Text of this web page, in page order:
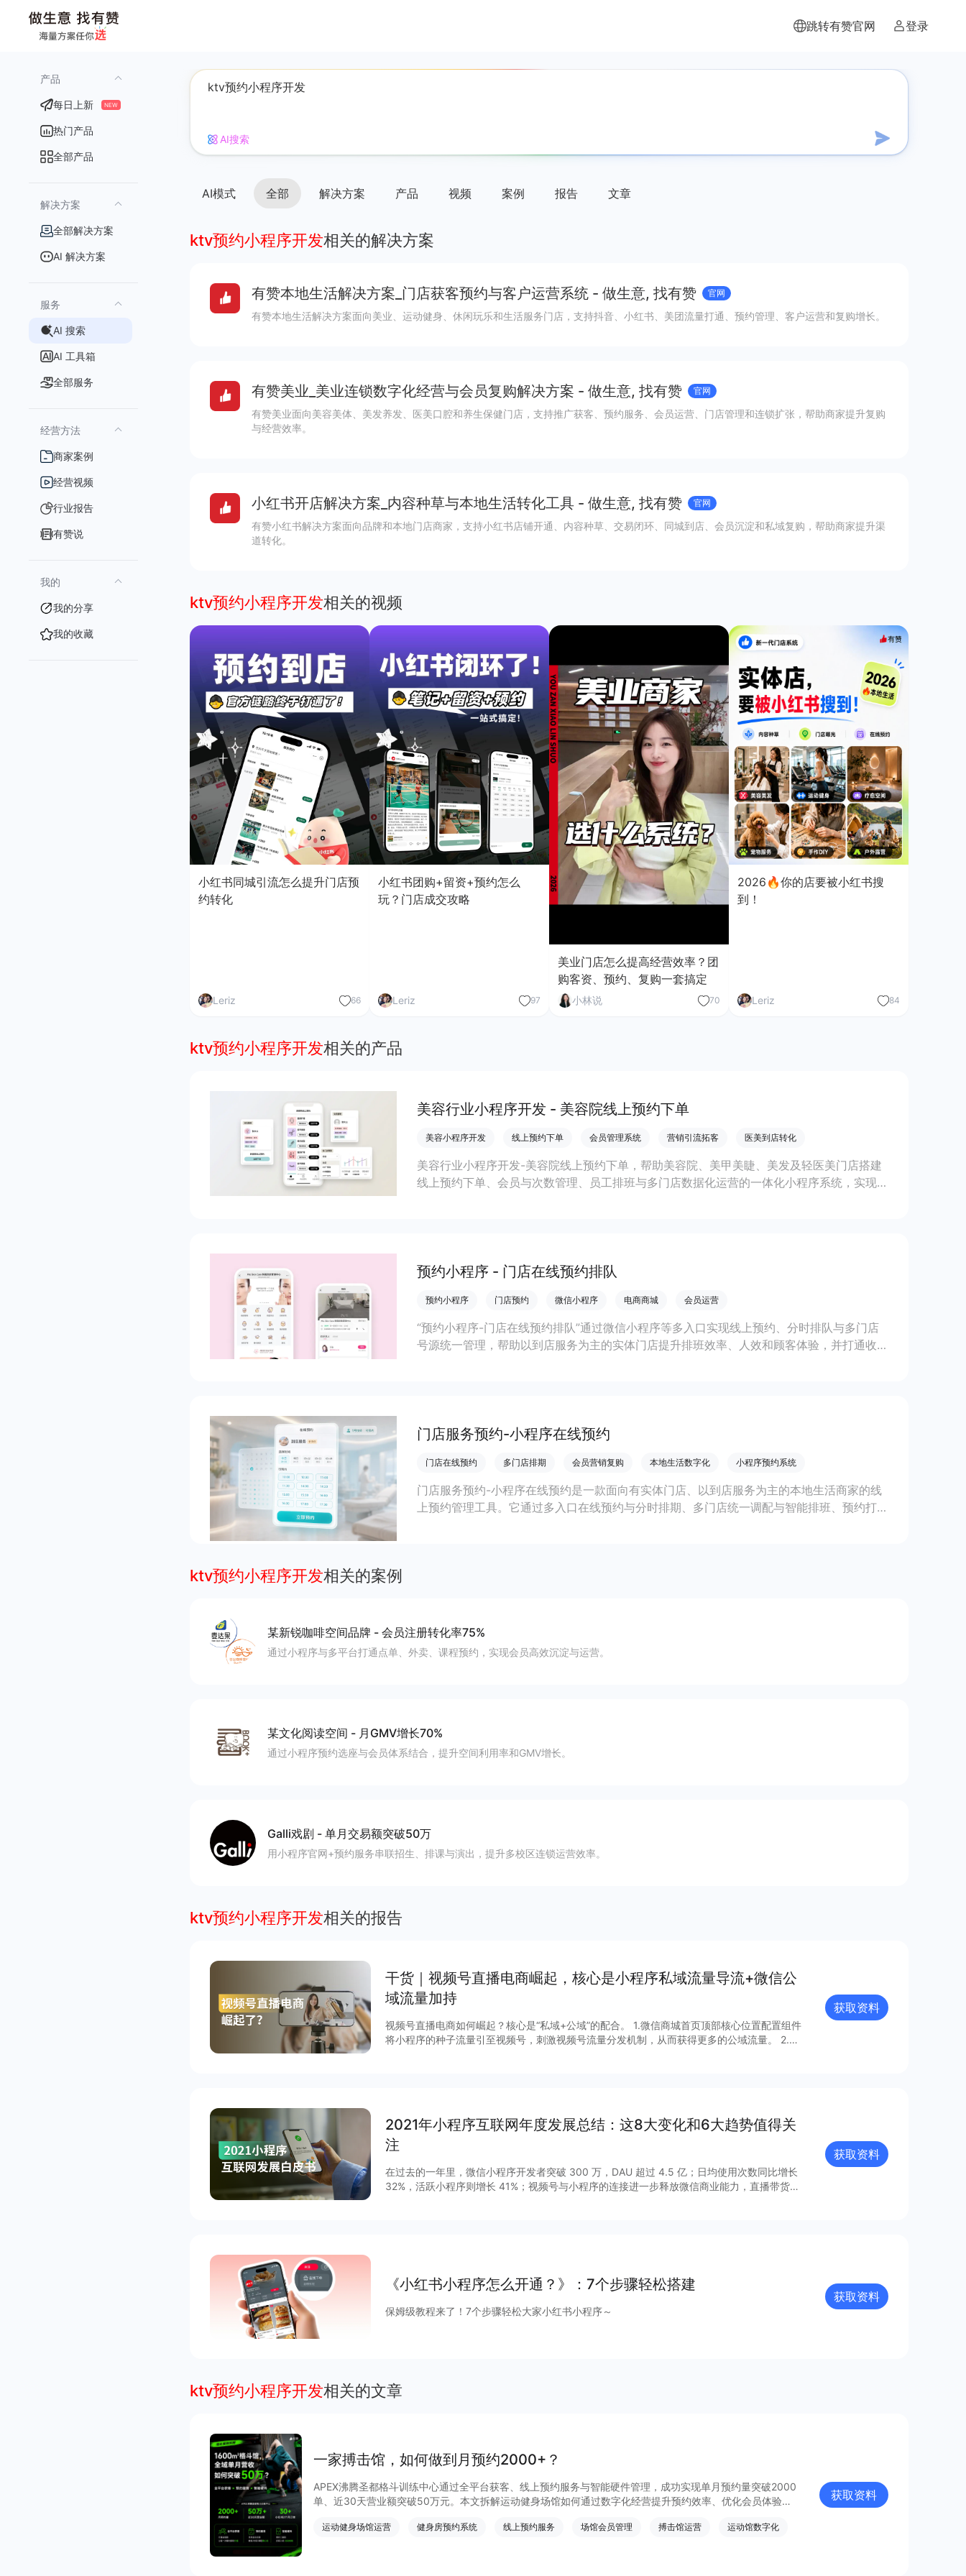
跳转有赞官网 登录
产品
每日上新 NEW
热门产品
全部产品
解决方案
全部解决方案
AI 解决方案
服务
AI 搜索
AI 工具箱
全部服务
经营方法
商家案例
经营视频
行业报告
有赞说
我的
我的分享
我的收藏
AI搜索
AI模式 全部 解决方案 产品 视频 案例 报告 文章
ktv预约小程序开发相关的解决方案
有赞本地生活解决方案_门店获客预约与客户运营系统 - 做生意, 找有赞 官网
有赞本地生活解决方案面向美业、运动健身、休闲玩乐和生活服务门店，支持抖音、小红书、美团流量打通、预约管理、客户运营和复购增长。
有赞美业_美业连锁数字化经营与会员复购解决方案 - 做生意, 找有赞 官网
有赞美业面向美容美体、美发养发、医美口腔和养生保健门店，支持推广获客、预约服务、会员运营、门店管理和连锁扩张，帮助商家提升复购
与经营效率。
小红书开店解决方案_内容种草与本地生活转化工具 - 做生意, 找有赞 官网
有赞小红书解决方案面向品牌和本地门店商家，支持小红书店铺开通、内容种草、交易闭环、同城到店、会员沉淀和私域复购，帮助商家提升渠
道转化。
ktv预约小程序开发相关的视频
小红书同城引流怎么提升门店预
约转化
Leriz 66
小红书团购+留资+预约怎么
玩？门店成交攻略
Leriz 97
美业门店怎么提高经营效率？团
购客资、预约、复购一套搞定
小林说 70
2026🔥你的店要被小红书搜
到！
Leriz 84
ktv预约小程序开发相关的产品
美容行业小程序开发 - 美容院线上预约下单
美容小程序开发 线上预约下单 会员管理系统 营销引流拓客 医美到店转化
美容行业小程序开发-美容院线上预约下单，帮助美容院、美甲美睫、美发及轻医美门店搭建
线上预约下单、会员与次数管理、员工排班与多门店数据化运营的一体化小程序系统，实现低
预约小程序 - 门店在线预约排队
预约小程序 门店预约 微信小程序 电商商城 会员运营
“预约小程序-门店在线预约排队”通过微信小程序等多入口实现线上预约、分时排队与多门店
号源统一管理，帮助以到店服务为主的实体门店提升排班效率、人效和顾客体验，并打通收银
门店服务预约-小程序在线预约
门店在线预约 多门店排期 会员营销复购 本地生活数字化 小程序预约系统
门店服务预约-小程序在线预约是一款面向有实体门店、以到店服务为主的本地生活商家的线
上预约管理工具。它通过多入口在线预约与分时排期、多门店统一调配与智能排班、预约打通
ktv预约小程序开发相关的案例
某新锐咖啡空间品牌 - 会员注册转化率75%
通过小程序与多平台打通点单、外卖、课程预约，实现会员高效沉淀与运营。
某文化阅读空间 - 月GMV增长70%
通过小程序预约选座与会员体系结合，提升空间利用率和GMV增长。
Galli戏剧 - 单月交易额突破50万
用小程序官网+预约服务串联招生、排课与演出，提升多校区连锁运营效率。
ktv预约小程序开发相关的报告
干货｜视频号直播电商崛起，核心是小程序私域流量导流+微信公
域流量加持
视频号直播电商如何崛起？核心是“私域+公域”的配合。 1.微信商城首页顶部核心位置配置组件
将小程序的种子流量引至视频号，刺激视频号流量分发机制，从而获得更多的公域流量。 2.一
获取资料
2021年小程序互联网年度发展总结：这8大变化和6大趋势值得关
注
在过去的一年里，微信小程序开发者突破 300 万，DAU 超过 4.5 亿；日均使用次数同比增长
32%，活跃小程序则增长 41%；视频号与小程序的连接进一步释放微信商业能力，直播带货
项升级，助力商家数字化运营、降本增效。
获取资料
《小红书小程序怎么开通？》：7个步骤轻松搭建
保姆级教程来了！7个步骤轻松大家小红书小程序～
获取资料
ktv预约小程序开发相关的文章
一家搏击馆，如何做到月预约2000+？
APEX沸腾圣都格斗训练中心通过全平台获客、线上预约服务与智能硬件管理，成功实现单月预约量突破2000
单、近30天营业额突破50万元。本文拆解运动健身场馆如何通过数字化经营提升预约效率、优化会员体验与
运动健身场馆运营 健身房预约系统 线上预约服务 场馆会员管理 搏击馆运营 运动馆数字化
获取资料